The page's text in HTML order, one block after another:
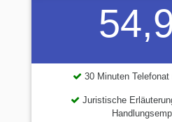
30 Minuten
Juristische